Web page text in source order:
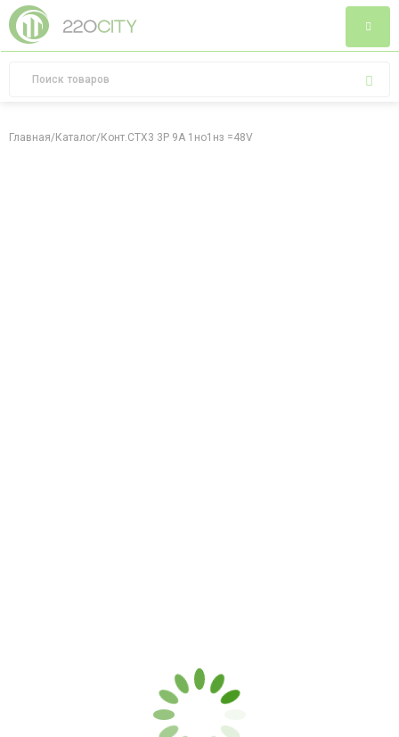
Главная/Каталог/Конт.CTX3 3P 9A 1но1нз =48V